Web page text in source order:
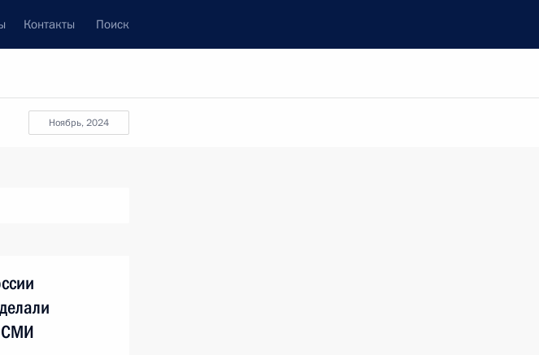
Контакты Поиск
ноябрь, 2024
СМИ